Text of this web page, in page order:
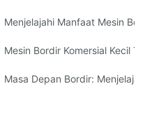
Jarum Tunggal Untuk
Menjelajahi Manfaat Mesin
Memilih Mesin
Mesin Bordir Komersial Kecil
Bordir Komputer Kepala
Masa Depan Bordir: